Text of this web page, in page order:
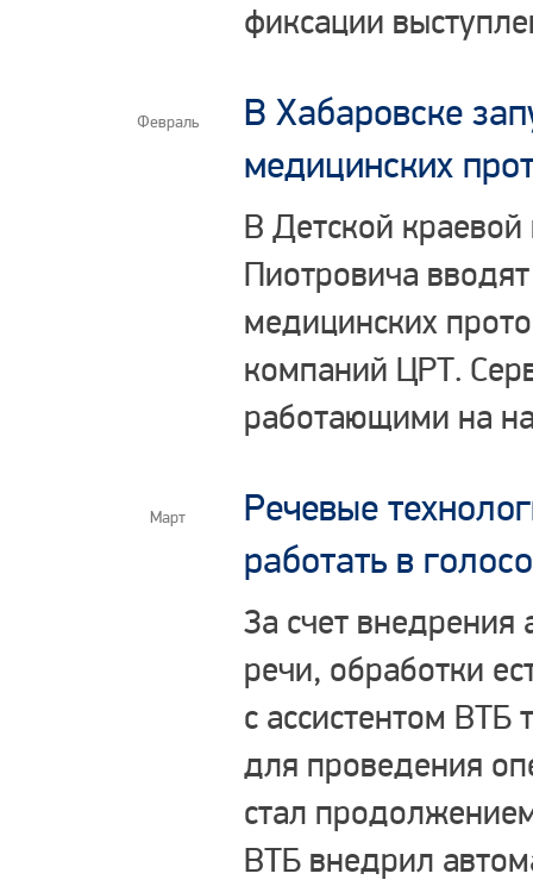
фиксации
Февраль
В Хабаровске
медицинских
В Детской
Пиотровича
медицинских
компаний ЦРТ.
работающими на
Март
Речевые
работать в
За счет внедрения
речи, обработки
с ассистентом
для проведения
стал
ВТБ внедрил